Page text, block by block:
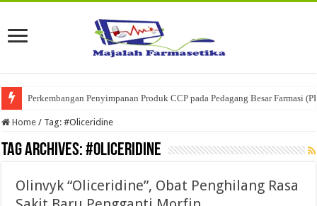
Perkembangan Penyimpanan Produk CCP pada Pedagang Besar Farmasi
Home / Tag:#Oliceridine
Tag Archives:#Oliceridine
Olinvyk “Oliceridine”, Obat Penghilang Rasa